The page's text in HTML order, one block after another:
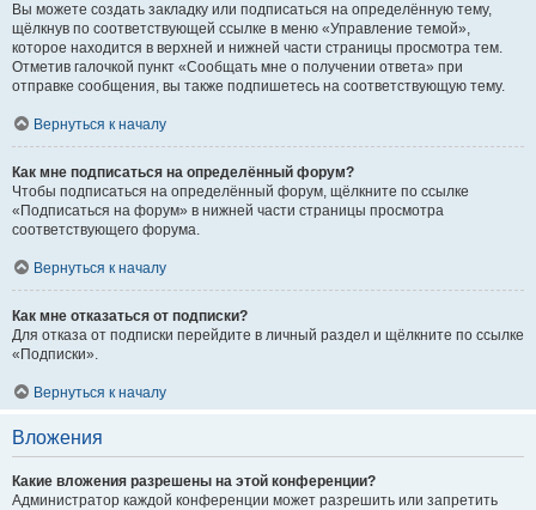
Вы можете создать закладку или подписаться на определённую тему,
щёлкнув по соответствующей ссылке в меню «Управление темой»,
которое находится в верхней и нижней части страницы просмотра тем.
Отметив галочкой пункт «Сообщать мне о получении ответа» при
отправке сообщения, вы также подпишетесь на соответствующую тему.
Вернуться к началу
Как мне подписаться на определённый форум?
Чтобы подписаться на определённый форум, щёлкните по ссылке
«Подписаться на форум» в нижней части страницы просмотра
соответствующего форума.
Вернуться к началу
Как мне отказаться от подписки?
Для отказа от подписки перейдите в личный раздел и щёлкните по ссылке
«Подписки».
Вернуться к началу
Вложения
Какие вложения разрешены на этой конференции?
Администратор каждой конференции может разрешить или запретить